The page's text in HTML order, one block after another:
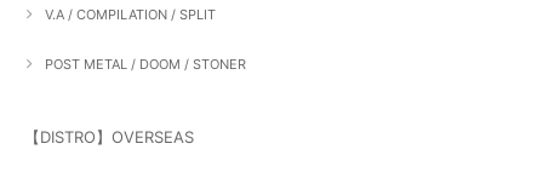
V.A / COMPILATION / SPLIT
POST METAL / DOOM / STONER
【DISTRO】OVERSEAS